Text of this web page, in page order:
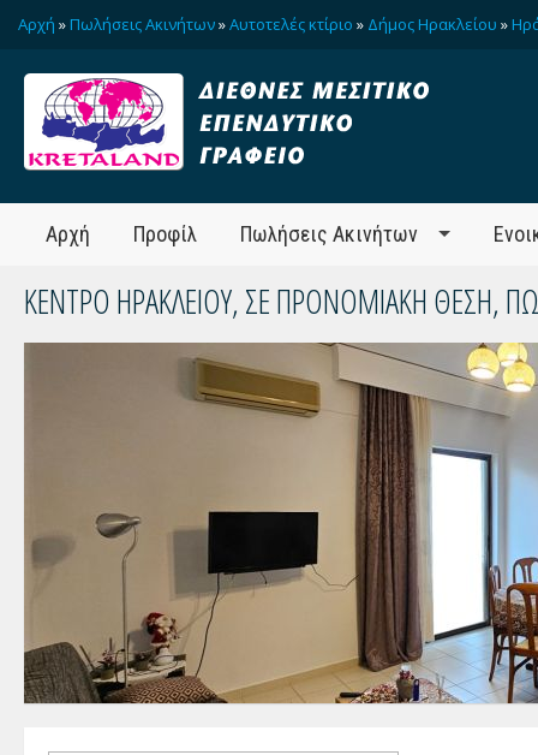
Αρχή »Πωλήσεις Ακινήτων»Αυτοτελές κτίριο » Δήμος Ηρακλείου »
Αρχή Προφίλ Πωλήσεις Ακινήτων
ΚΕΝΤΡΟ ΗΡΑΚΛΕΙΟΥ, ΣΕ ΠΡΟΝΟΜΙΑΚΗ ΘΕΣΗ,